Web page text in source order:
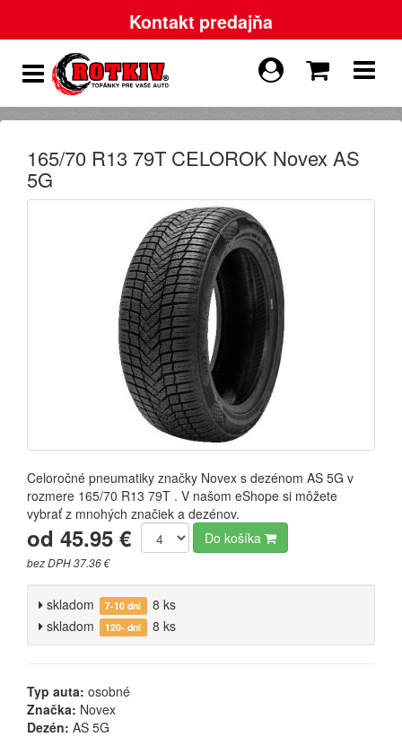
Kontakt predajňa
165/70 R13 79T CELOROK Novex AS
5G
Celoročné pneumatiky značky Novex s dezénom AS 5G v
rozmere 165/70 R13 79T . V našom eShope si môžete
vybrať z mnohých značiek a dezénov.
od 45.95 €
bez DPH 37.36 €
Do košíka
skladom 7-10 dní
8 ks
skladom
120- dní 8 ks
Typ auta: osobné
Značka: Novex
Dezén: AS 5G